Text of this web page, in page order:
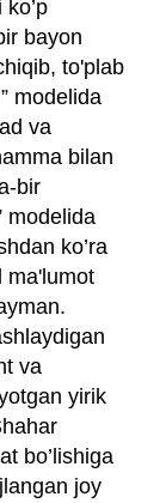
bayon
to'plab
modelida
va
bilan
bir
modelida
ko’ra
ma'lumot
va
yirik
bo’lishiga
joy